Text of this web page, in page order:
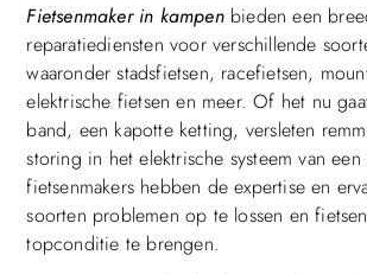
Fietsenmaker in kampenbieden een
reparatiediensten voor verschillende
waaronder stadsfietsen, racefietsen,
elektrische fietsen en meer. Of het nu
band, een kapotte ketting, versleten
storing in het elektrische systeem van een
fietsenmakers hebben de expertise en
soorten problemen op te lossen en
topconditie te brengen.